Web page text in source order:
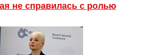
не справилась с ролью